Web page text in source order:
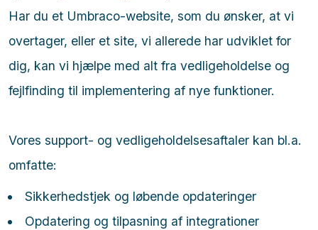
Har du et Umbraco-website, som du ønsker, at vi
overtager, eller et site, vi allerede har udviklet for
dig, kan vi hjælpe med alt fra vedligeholdelse og
fejlfinding til implementering af nye funktioner.
Vores support- og vedligeholdelsesaftaler kan bl.a.
omfatte:
Sikkerhedstjek og løbende opdateringer
Opdatering og tilpasning af integrationer